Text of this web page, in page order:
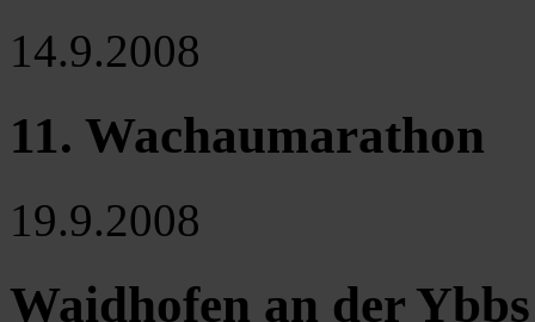
14.9.2008
11. Wachaumarathon
19.9.2008
Waidhofen an der